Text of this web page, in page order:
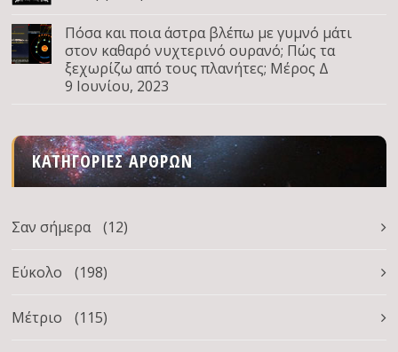
Πόσα και ποια άστρα βλέπω με γυμνό μάτι
στον καθαρό νυχτερινό ουρανό; Πώς τα
ξεχωρίζω από τους πλανήτες; Μέρος Δ
9 Ιουνίου, 2023
ΚΑΤΗΓΟΡΊΕΣ ΆΡΘΡΩΝ
Σαν σήμερα (12)
Εύκολο (198)
Μέτριο (115)